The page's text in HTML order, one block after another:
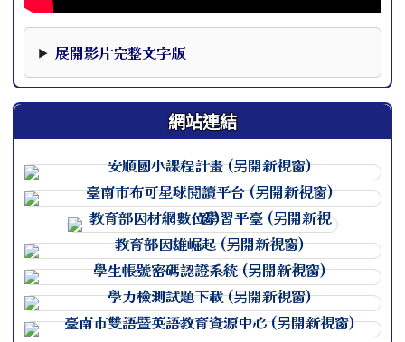
展開影片完整文字版
網站連結
連至 http://
連至 http://
連至 http://
連至 http://
連至 http://
連至 http://
連至 http://